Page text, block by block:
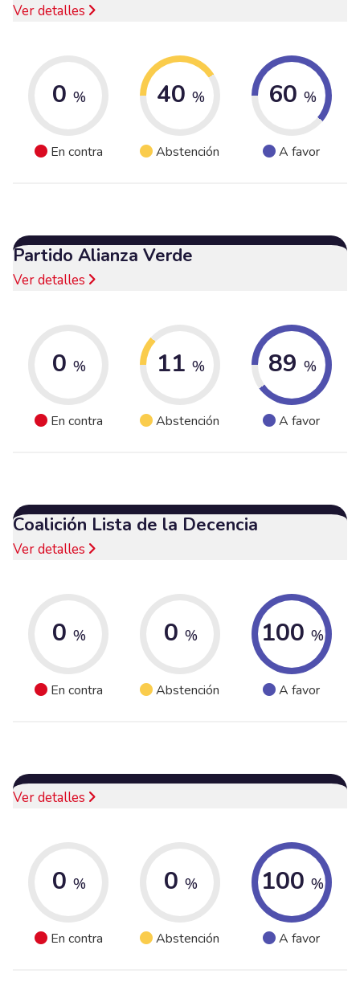
Ver detalles
0 %
En contra
40 %
Abstención
60 %
A favor
Partido Alianza Verde
Ver detalles
0 %
En contra
11 %
Abstención
89 %
A favor
Coalición Lista de la Decencia
Ver detalles
0 %
En contra
0 %
Abstención
100 %
A favor
Ver detalles
0 %
En contra
0 %
Abstención
100 %
A favor